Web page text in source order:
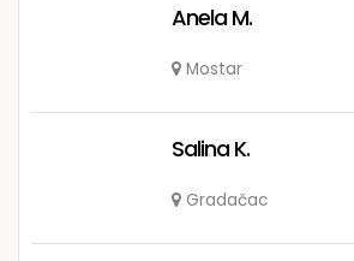
Anela M.
Mostar
Salina K.
Gradačac